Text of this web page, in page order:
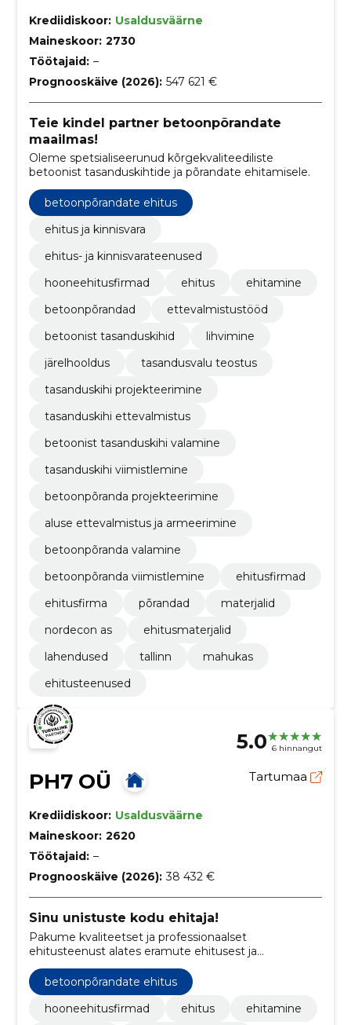
Krediidiskoor: Usaldusväärne
Maineskoor: 2730
Töötajaid: –
Prognooskäive (2026): 547 621 €
Teie kindel partner betoonpõrandate
maailmas!
Oleme spetsialiseerunud kõrgekvaliteediliste
betoonist tasanduskihtide ja põrandate ehitamisele.
betoonpõrandate ehitus
ehitus ja kinnisvara
ehitus- ja kinnisvarateenused
hooneehitusfirmad
ehitus
ehitamine
betoonpõrandad
ettevalmistustööd
betoonist tasanduskihid
lihvimine
järelhooldus
tasandusvalu teostus
tasanduskihi projekteerimine
tasanduskihi ettevalmistus
betoonist tasanduskihi valamine
tasanduskihi viimistlemine
betoonpõranda projekteerimine
aluse ettevalmistus ja armeerimine
betoonpõranda valamine
betoonpõranda viimistlemine
ehitusfirmad
ehitusfirma
põrandad
materjalid
nordecon as
ehitusmaterjalid
lahendused
tallinn
mahukas
ehitusteenused
5.0 6 hinnangut
PH7 OÜ Tartumaa
Krediidiskoor: Usaldusväärne
Maineskoor: 2620
Töötajaid: –
Prognooskäive (2026): 38 432 €
Sinu unistuste kodu ehitaja!
Pakume kvaliteetset ja professionaalset
ehitusteenust alates eramute ehitusest ja
renoveerimisest kuni siseviimistlus- ja eritöödeni,
tagades vastupidavad ja stiilsed lahendused vastavalt
klientide vajadustele.
betoonpõrandate ehitus
hooneehitusfirmad
ehitus ehitamine